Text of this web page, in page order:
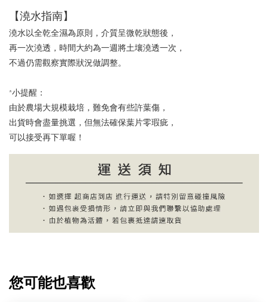
【澆水指南】
澆水以全乾全濕為原則，介質呈微乾狀態後，
再一次澆透，時間大約為一週將土壤澆透一次，
不過仍需觀察實際狀況做調整。
*小提醒：
由於農場大規模栽培，難免會有些許葉傷，
出貨時會盡量挑選，但無法確保葉片零瑕疵，
可以接受再下單喔！
您可能也喜歡